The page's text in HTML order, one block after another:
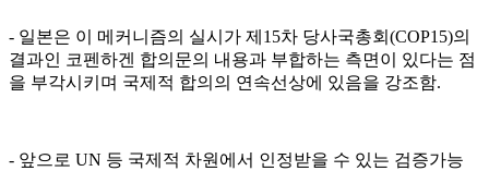
- 일본은 이 메커니즘의 실시가 제15차 당사국총회(COP15)의
결과인 코펜하겐 합의문의 내용과 부합하는 측면이 있다는 점
을 부각시키며 국제적 합의의 연속선상에 있음을 강조함.
- 앞으로 UN 등 국제적 차원에서 인정받을 수 있는 검증가능